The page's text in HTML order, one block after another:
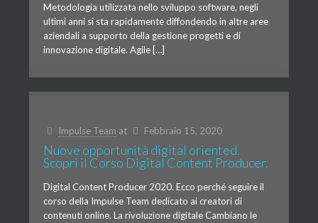
Metodologia utilizzata nello sviluppo software, negli
ultimi anni si sta rapidamente diffondendo in altre aree
aziendali a supporto della gestione progetti e di
innovazione digitale. Agile […]
Impulse Team at Febbraio 15, 2020
Nuove opportunità digital oriented.
Scopri il Corso Digital Content Producer.
Digital Content Producer 2020. Ecco perché seguire il
corso della Impulse Team dedicato ai creatori di
contenuti online. La rivoluzione digitale Cambiano le